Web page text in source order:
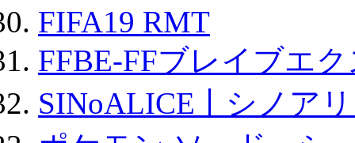
FIFA19 RMT
FFBE-FFブレイブエ
SINoALICE丨シノア